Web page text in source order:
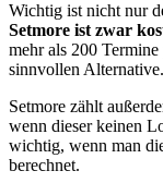
Wichtig ist nicht nur
Setmore ist zwar
mehr als 200
sinnvollen Alternative.
Setmore zählt
wenn dieser keinen
wichtig, wenn man
berechnet.